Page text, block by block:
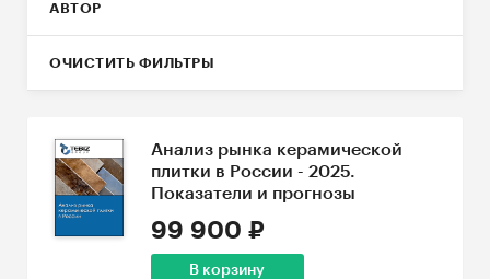
АВТОР
ОЧИСТИТЬ ФИЛЬТРЫ
Анализ рынка керамической
плитки в России - 2025.
Показатели и прогнозы
99 900 ₽
В корзину